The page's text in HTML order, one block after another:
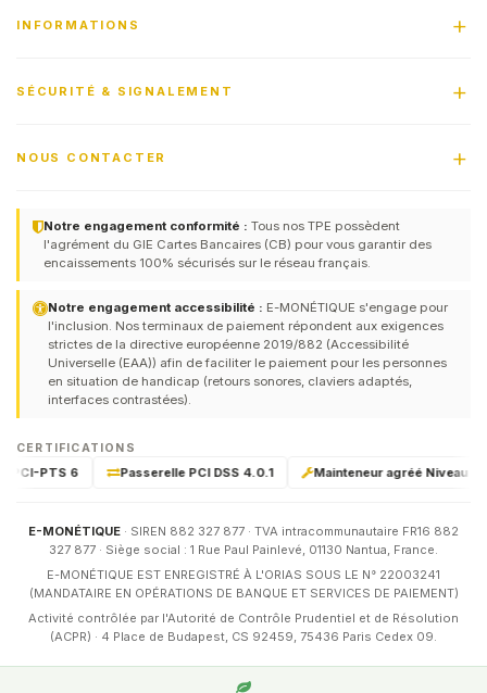
INFORMATIONS
SÉCURITÉ & SIGNALEMENT
NOUS CONTACTER
Notre engagement conformité : Tous nos TPE possèdent
l'agrément du GIE Cartes Bancaires (CB) pour vous garantir des
encaissements 100% sécurisés sur le réseau français.
Notre engagement accessibilité : E-MONÉTIQUE s'engage pour
l'inclusion. Nos terminaux de paiement répondent aux exigences
strictes de la directive européenne 2019/882 (Accessibilité
Universelle (EAA)) afin de faciliter le paiement pour les personnes
en situation de handicap (retours sonores, claviers adaptés,
interfaces contrastées).
CERTIFICATIONS
PTS 6 Passerelle PCI DSS 4.0.1 Mainteneur agréé Niveau 1 &
E-MONÉTIQUE · SIREN 882 327 877 · TVA intracommunautaire FR16 882
327 877 · Siège social : 1 Rue Paul Painlevé, 01130 Nantua, France.
E-MONÉTIQUE EST ENREGISTRÉ À L'ORIAS SOUS LE N° 22003241
(MANDATAIRE EN OPÉRATIONS DE BANQUE ET SERVICES DE PAIEMENT)
Activité contrôlée par l'Autorité de Contrôle Prudentiel et de Résolution
(ACPR) · 4 Place de Budapest, CS 92459, 75436 Paris Cedex 09.